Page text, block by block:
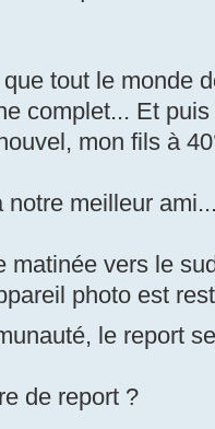
tout le monde
complet... Et
mon fils à
notre meilleur
matinée vers le
photo est
le report
de report ?